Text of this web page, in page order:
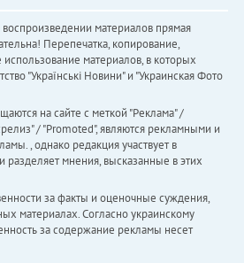
материалов прямая
Перепечатка, копирование,
материалов, в которых
"Українськi Новини" и "Украинская Фото
на сайте с меткой "Реклама" /
/ "Promoted", являются рекламными и
, однако редакция участвует в
разделяет мнения, высказанные в этих
за факты и оценочные суждения,
материалах. Согласно украинскому
за содержание рекламы несет